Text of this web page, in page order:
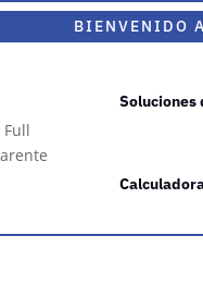
BIENVENIDO
Soluciones